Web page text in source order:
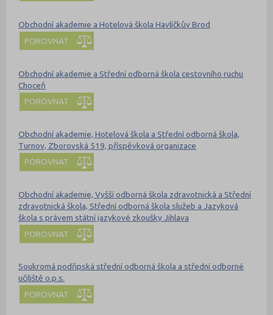
Obchodní akademie a Hotelová škola Havlíčkův Brod
POROVNAT
Obchodní akademie a Střední odborná škola cestovního ruchu
Choceň
POROVNAT
Obchodní akademie, Hotelová škola a Střední odborná škola,
Turnov, Zborovská 519, příspěvková organizace
POROVNAT
Obchodní akademie, Vyšší odborná škola zdravotnická a Střední
zdravotnická škola, Střední odborná škola služeb a Jazyková
škola s právem státní jazykové zkoušky Jihlava
POROVNAT
Soukromá podřipská střední odborná škola a střední odborné
učiliště o.p.s.
POROVNAT